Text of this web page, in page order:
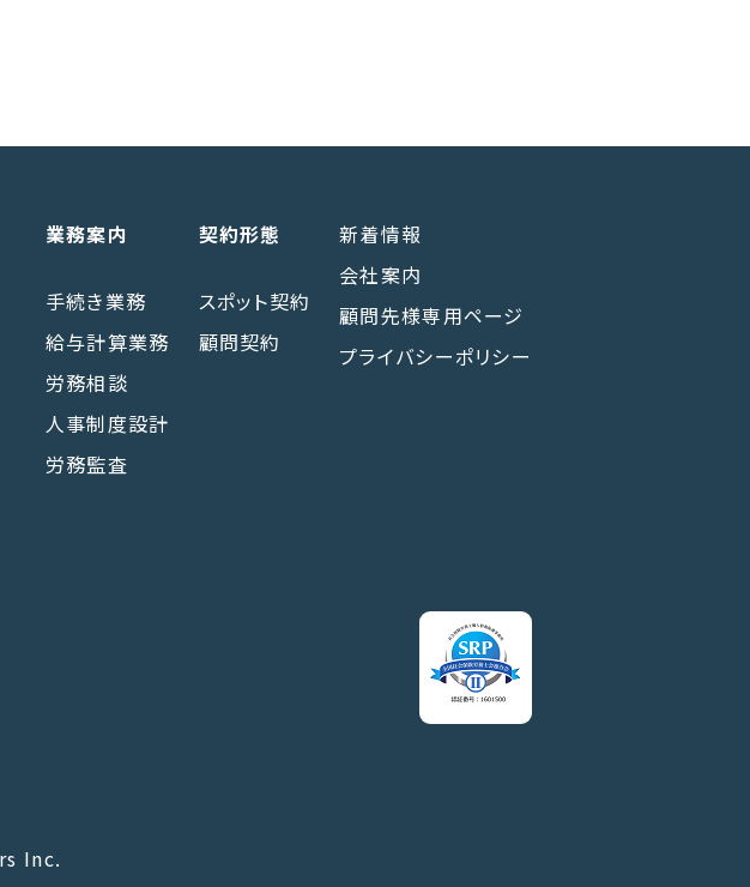
業務案内
手続き業務
給与計算業務
労務相談
人事制度設計
労務監査
契約形態
スポット契約
顧問契約
新着情報
会社案内
顧問先様専用ページ
プライバシーポリシー
Inc.